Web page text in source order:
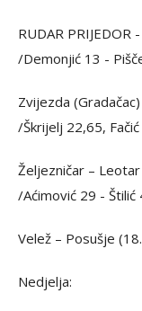
RUDAR PRIJEDOR
/Demonjić 13 -
Zvijezda
/Škrijelj 22,65,
Željezničar –
/Aćimović 29 -
Velež – Posušje
Nedjelja: